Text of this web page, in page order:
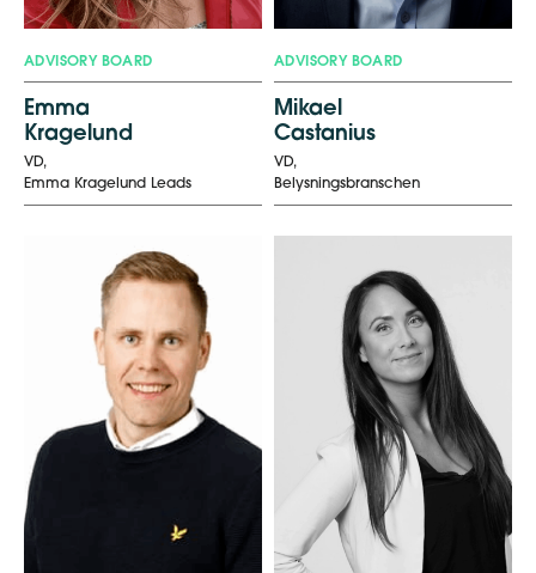
ADVISORY BOARD
Emma
Kragelund
VD,
Emma Kragelund Leads
ADVISORY BOARD
Mikael
Castanius
VD,
Belysningsbranschen